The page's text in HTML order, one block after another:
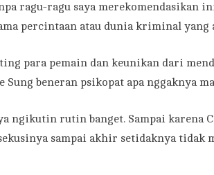
ragu-ragu saya merekomendasikan
percintaan atau dunia kriminal yang
para pemain dan keunikan dari
Sung beneran psikopat apa nggaknya
ngikutin rutin banget. Sampai karena
sampai akhir setidaknya tidak